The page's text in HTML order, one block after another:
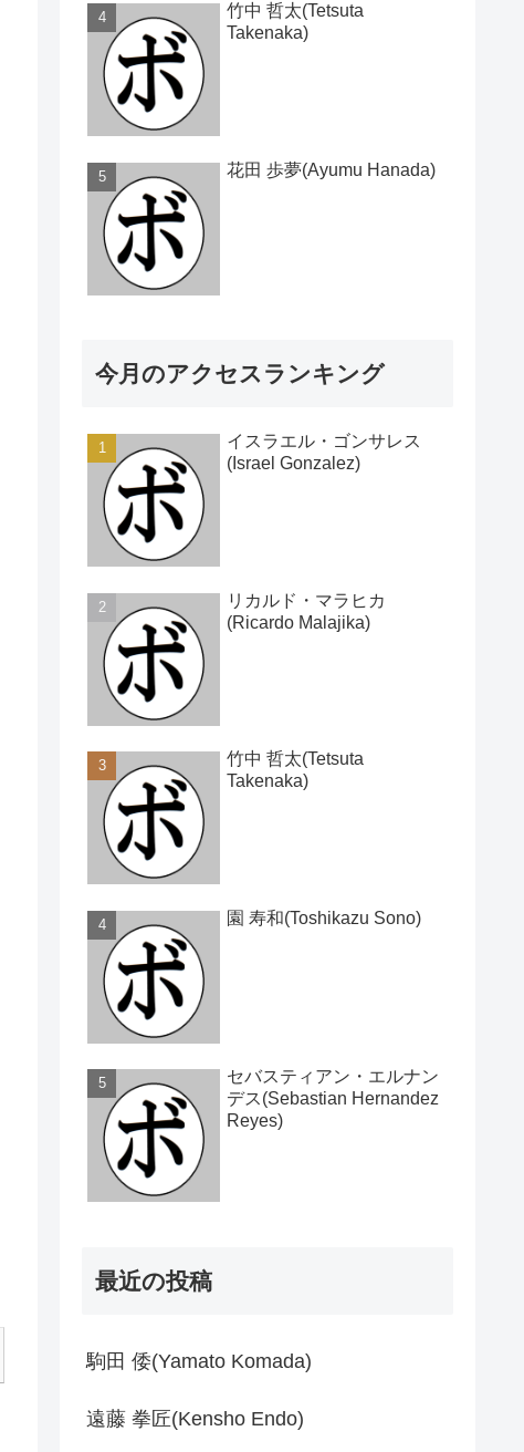
竹中 哲太(Tetsuta
Takenaka)
花田 歩夢(Ayumu Hanada)
今月のアクセスランキング
イスラエル・ゴンサレス
(Israel Gonzalez)
リカルド・マラヒカ
(Ricardo Malajika)
竹中 哲太(Tetsuta
Takenaka)
園 寿和(Toshikazu Sono)
セバスティアン・エルナン
デス(Sebastian Hernandez
Reyes)
最近の投稿
駒田 倭(Yamato Komada)
遠藤 拳匠(Kensho Endo)